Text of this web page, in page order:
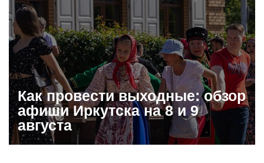
Как провести выходные: обзор
афиши Иркутска на 8 и 9
августа